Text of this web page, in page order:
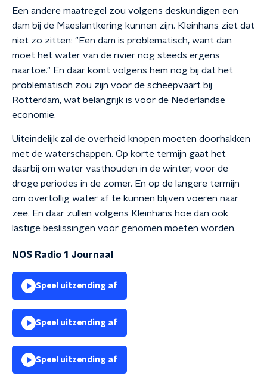
Een andere maatregel zou volgens deskundigen een
dam bij de Maeslantkering kunnen zijn. Kleinhans ziet dat
niet zo zitten: "Een dam is problematisch, want dan
moet het water van de rivier nog steeds ergens
naartoe." En daar komt volgens hem nog bij dat het
problematisch zou zijn voor de scheepvaart bij
Rotterdam, wat belangrijk is voor de Nederlandse
economie.
Uiteindelijk zal de overheid knopen moeten doorhakken
met de waterschappen. Op korte termijn gaat het
daarbij om water vasthouden in de winter, voor de
droge periodes in de zomer. En op de langere termijn
om overtollig water af te kunnen blijven voeren naar
zee. En daar zullen volgens Kleinhans hoe dan ook
lastige beslissingen voor genomen moeten worden.
NOS Radio 1 Journaal
Speel uitzending af
Speel uitzending af
Speel uitzending af